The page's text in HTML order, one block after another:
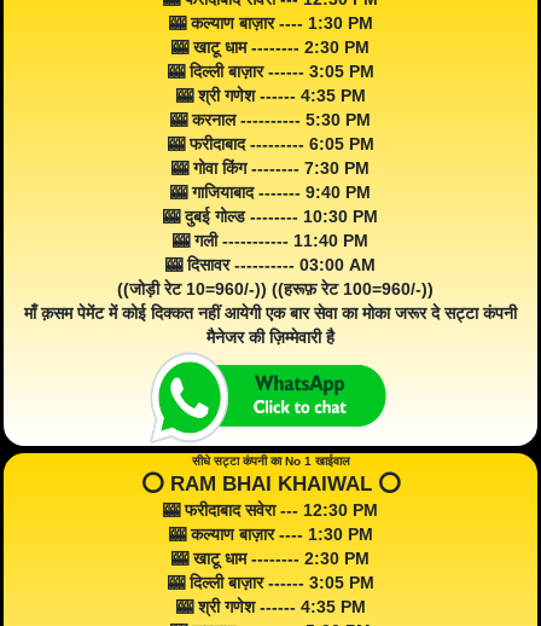
🎰 कल्याण बाज़ार ---- 1:30 PM
🎰 खाटू धाम -------- 2:30 PM
🎰 दिल्ली बाज़ार ------ 3:05 PM
🎰 श्री गणेश ------ 4:35 PM
🎰 करनाल ---------- 5:30 PM
🎰 फरीदाबाद --------- 6:05 PM
🎰 गोवा किंग -------- 7:30 PM
🎰 गाजियाबाद ------- 9:40 PM
🎰 दुबई गोल्ड -------- 10:30 PM
🎰 गली ----------- 11:40 PM
🎰 दिसावर ---------- 03:00 AM
((जोड़ी रेट 10=960/-)) ((हरूफ़ रेट 100=960/-))
माँ क़सम पेमेंट में कोई दिक्कत नहीं आयेगी एक बार सेवा का मोका जरूर दे सट्टा कंपनी
मैनेजर की ज़िम्मेवारी है
सीधे सट्टा कंपनी का No 1 खाईवाल
⭕️ RAM BHAI KHAIWAL ⭕️
🎰 फरीदाबाद सवेरा --- 12:30 PM
🎰 कल्याण बाज़ार ---- 1:30 PM
🎰 खाटू धाम -------- 2:30 PM
🎰 दिल्ली बाज़ार ------ 3:05 PM
🎰 श्री गणेश ------ 4:35 PM